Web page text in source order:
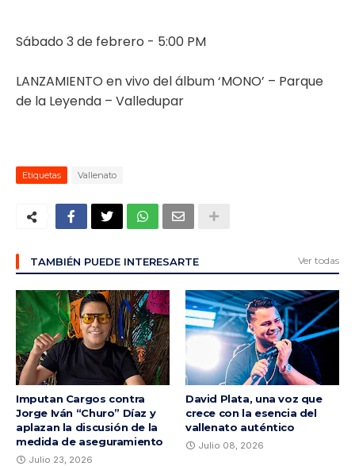
Sábado 3 de febrero - 5:00 PM
LANZAMIENTO en vivo del álbum ‘MONO’ – Parque
de la Leyenda – Valledupar
Etiquetas Vallenato
TAMBIÉN PUEDE INTERESARTE Ver todas
Imputan Cargos contra
Jorge Iván “Churo” Díaz y
aplazan la discusión de la
medida de aseguramiento
Julio 23, 2026
David Plata, una voz que
crece con la esencia del
vallenato auténtico
Julio 08, 2026